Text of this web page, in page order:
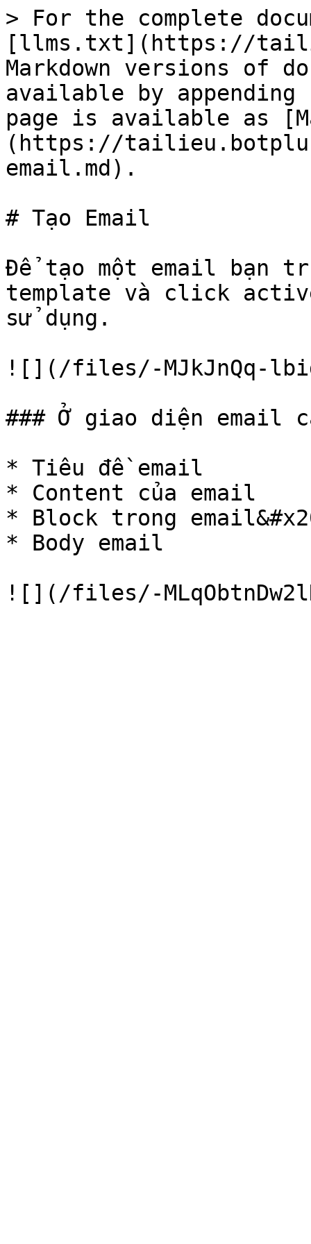
> For the complete
[llms.txt](https://
Markdown versions of
available by
page is available as
(https://
email.md).
# Tạo Email
Để tạo một email bạn
template và click active
sử dụng.
![](/files/-MJkJnQq-
### Ở giao diện email
* Tiêu đề email
* Content của email
* Block trong
* Body email